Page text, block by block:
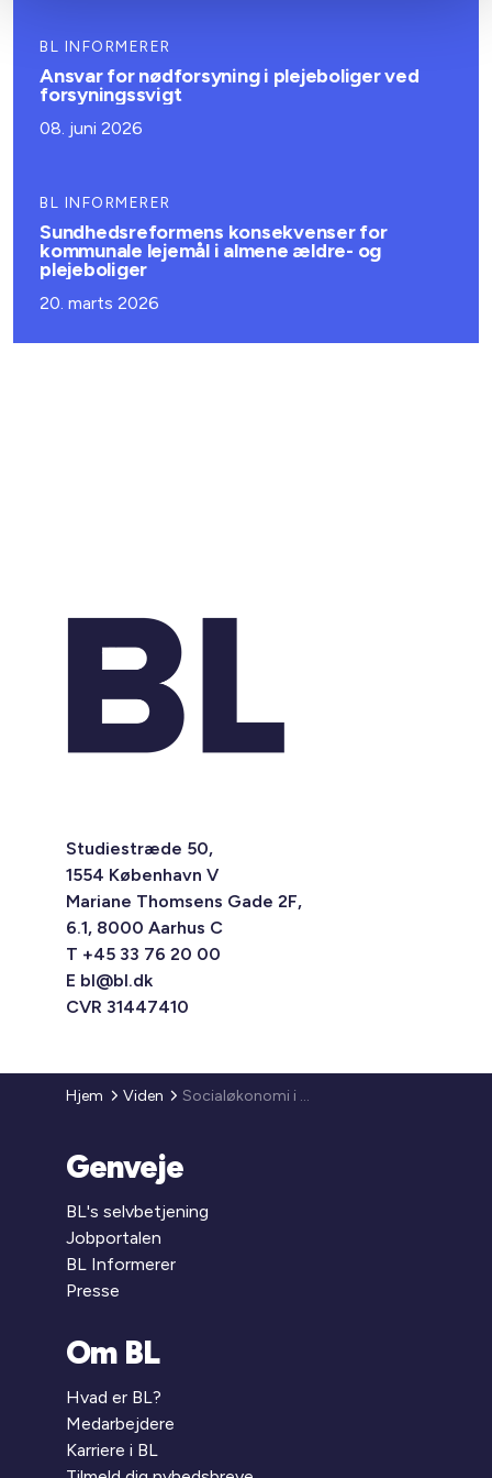
BL INFORMERER
Ansvar for nødforsyning i plejeboliger ved
forsyningssvigt
08. juni 2026
BL INFORMERER
Sundhedsreformens konsekvenser for
kommunale lejemål i almene ældre- og
plejeboliger
20. marts 2026
Studiestræde 50,
1554 København V
Mariane Thomsens Gade 2F,
6.1, 8000 Aarhus C
T +45 33 76 20 00
E bl@bl.dk
CVR 31447410
Hjem Viden Socialøkonomi i almene boligområder
Genveje
BL's selvbetjening
Jobportalen
BL Informerer
Presse
Om BL
Hvad er BL?
Medarbejdere
Karriere i BL